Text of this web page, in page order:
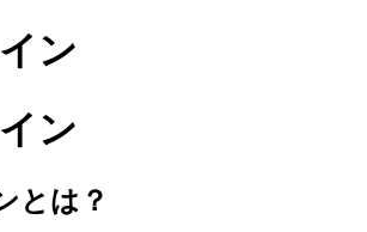
ン
ン
とは？